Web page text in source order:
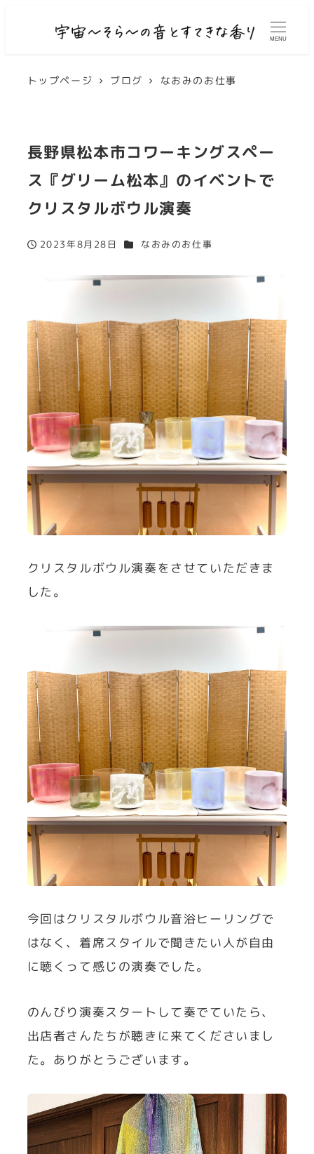
MENU
トップページ ブログ なおみのお仕事
長野県松本市コワーキングスペー
ス『グリーム松本』のイベントで
クリスタルボウル演奏
投稿日
2023年8月28日 カテゴリー
なおみのお仕事
クリスタルボウル演奏をさせていただきま
した。
今回はクリスタルボウル音浴ヒーリングで
はなく、着席スタイルで聞きたい人が自由
に聴くって感じの演奏でした。
のんびり演奏スタートして奏でていたら、
出店者さんたちが聴きに来てくださいまし
た。ありがとうございます。